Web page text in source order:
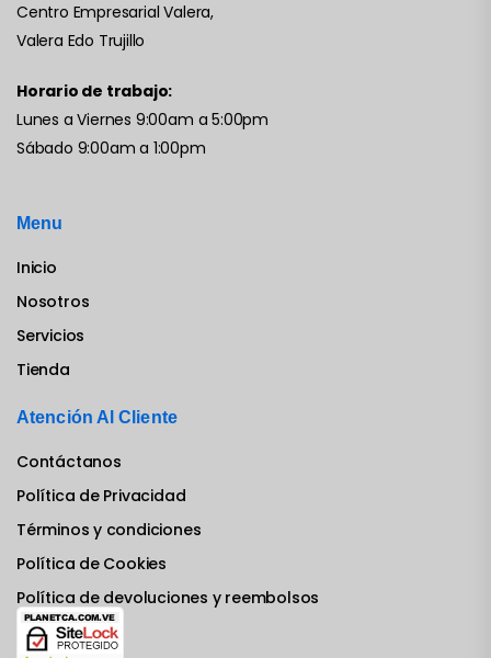
Centro Empresarial Valera,
Valera Edo Trujillo
Horario de trabajo:
Lunes a Viernes 9:00am a 5:00pm
Sábado 9:00am a 1:00pm
Menu
Inicio
Nosotros
Servicios
Tienda
Atención Al Cliente
Contáctanos
Política de Privacidad
Términos y condiciones
Política de Cookies
Política de devoluciones y reembolsos